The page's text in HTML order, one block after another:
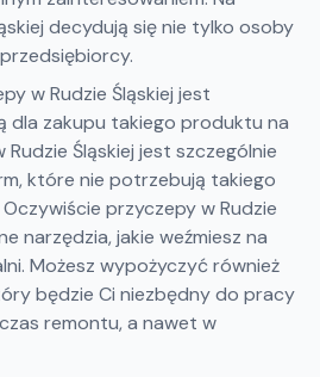
decydują się nie tylko osoby
w Rudzie Śląskiej jest
dla zakupu takiego produktu na
Rudzie Śląskiej jest szczególnie
które nie potrzebują takiego
przyczepy w Rudzie
narzędzia, jakie weźmiesz na
Możesz wypożyczyć również
będzie Ci niezbędny do pracy
remontu, a nawet w